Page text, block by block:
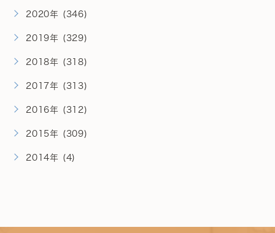
2020年 (346)
2019年 (329)
2018年 (318)
2017年 (313)
2016年 (312)
2015年 (309)
2014年 (4)